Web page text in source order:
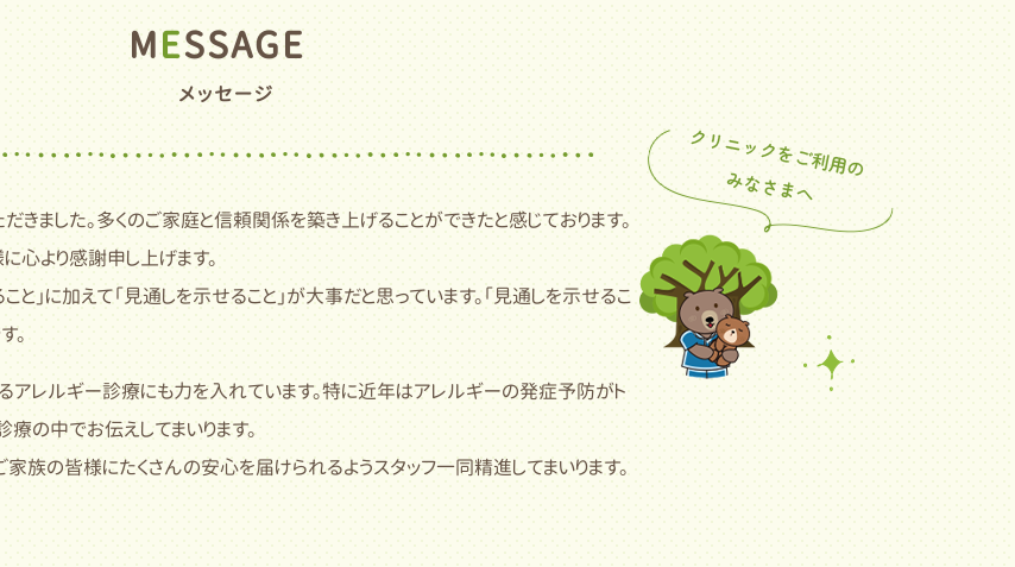
MESSAGE
メッセージ
ました。多くのご家庭と信頼関係を築き上げることができたと感じております。
心より感謝申し上げます。
と」に加えて「見通しを示せること」が大事だと思っています。「見通しを示せるこ
。
レルギー診療にも力を入れています。特に近年はアレルギーの発症予防がト
の中でお伝えしてまいります。
家族の皆様にたくさんの安心を届けられるようスタッフ一同精進してまいります。